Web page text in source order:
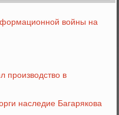
войны на
производство в
наследие Багарякова